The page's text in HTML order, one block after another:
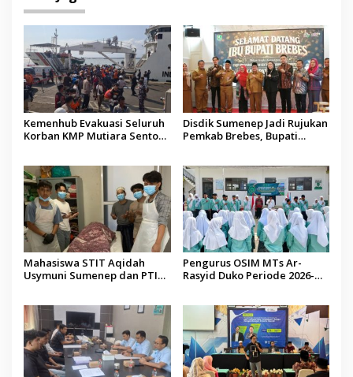
Kemenhub Evakuasi Seluruh
Korban KMP Mutiara Sentosa
Disdik Sumenep Jadi Rujukan
Pemkab Brebes, Bupati
Mahasiswa STIT Aqidah
Usymuni Sumenep dan PTIQ
Pengurus OSIM MTs Ar-
Rasyid Duko Periode 2026-